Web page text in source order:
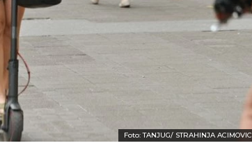
Foto: TANJUG/ STRAHINJA ACIMOVIC